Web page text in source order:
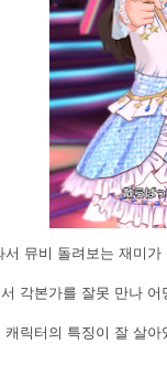
뮤비 돌려보는 재미가
각본가를 잘못 만나
릭터의 특징이 잘 살아